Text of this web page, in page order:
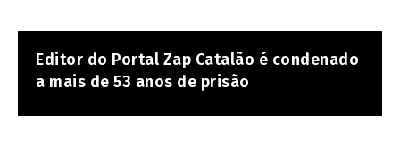
Editor do Portal Zap Catalão é condenado
a mais de 53 anos de prisão